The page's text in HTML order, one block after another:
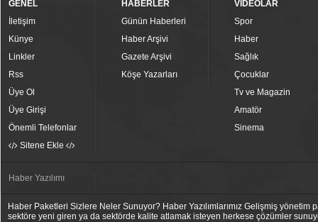
GENEL
İletişim
Künye
Linkler
Rss
Üye Ol
Üye Girişi
Önemli Telefonlar
Sitene Ekle
HABERLER
Günün Haberleri
Haber Arşivi
Gazete Arşivi
Köşe Yazarları
VİDEOLAR
Spor
Haber
Sağlık
Çocuklar
Tv ve Magazin
Amatör
Sinema
Haber Yazılımı
Haber Paketleri Sizlere Neler Sunuyor? Haber Yazılımlarımız Gelişmiş
sektöre yeni giren ya da sektörde kalite atlamak isteyen herkese çözümler